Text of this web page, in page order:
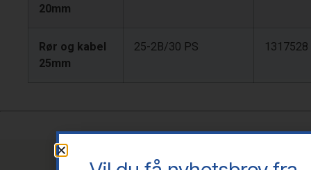
20mm
Rør og kabel
25mm
25-2B/30 PS 1317528